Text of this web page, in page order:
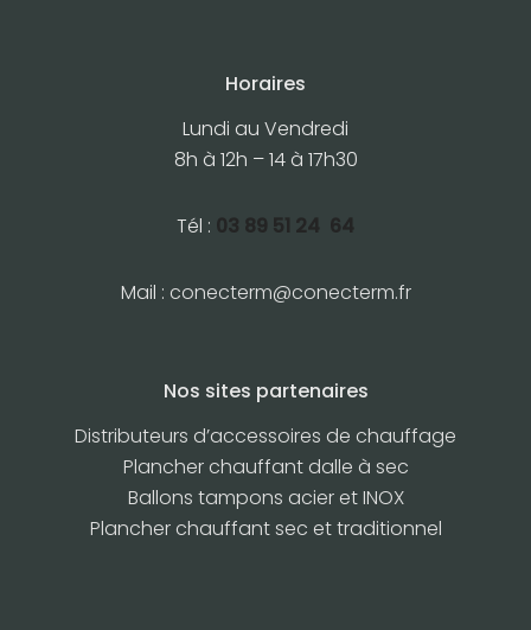
Horaires
Lundi au Vendredi
8h à 12h – 14 à 17h30
Tél : 03 89 51 24 64
Mail : conecterm@conecterm.fr
Nos sites partenaires
Distributeurs d’accessoires de chauffage
Plancher chauffant dalle à sec
Ballons tampons acier et INOX
Plancher chauffant sec et traditionnel